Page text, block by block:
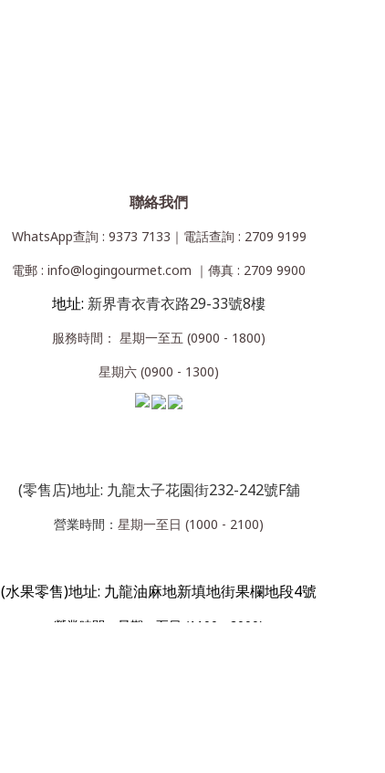
聯絡我們
WhatsApp查詢 : 9373 7133｜電話查詢 : 2709 9199
電郵 : info@logingourmet.com ｜傳真 : 2709 9900
地址: 新界青衣青衣路29-33號8樓
服務時間： 星期一至五 (0900 - 1800)
星期六 (0900 - 1300)
(零售店)地址: 九龍太子花園街232-242號F舖
營業時間： 星期一至日 (1000 - 2100)
(水果零售)地址: 九龍油麻地新填地街果欄地段4號
營業時間：星期一至日 (1100 - 2000)